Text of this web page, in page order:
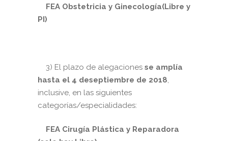
FEA Obstetricia y Ginecología(Libre y
PI)
3) El plazo de alegaciones se amplía
hasta el 4 deseptiembre de 2018,
inclusive, en las siguientes
categorías/especialidades:
FEA Cirugía Plástica y Reparadora